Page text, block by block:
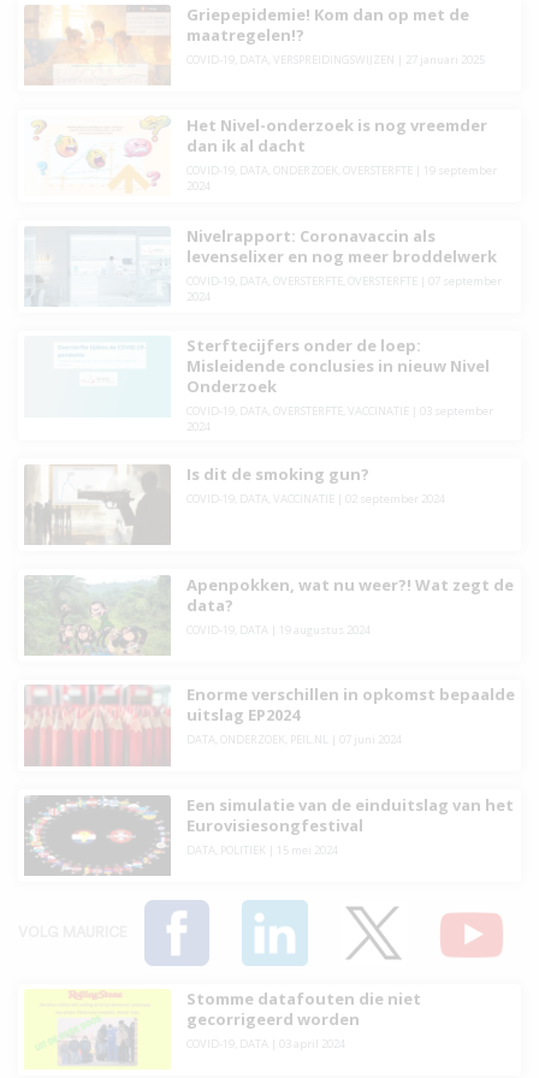
Griepepidemie! Kom dan op met de
maatregelen!?
COVID-19, DATA VERSPREIDINGSWIJZEN 27 januari 2025
Het Nivel-onderzoek is nog vreemder
dan ik al dacht
COVID-19, DATA ONDERZOEK OVERSTERFTE
19 september
2024
Nivelrapport: Coronavaccin als
levenselixer en nog meer broddelwerk
COVID-19, DATA OVERSTERFTE OVERSTERFTE
07 september
2024
Sterftecijfers onder de loep:
Misleidende conclusies in nieuw Nivel
Onderzoek
COVID-19, DATA OVERSTERFTE VACCINATIE
03 september
2024
Is dit de smoking gun?
COVID-19, DATA VACCINATIE 02 september 2024
Apenpokken, wat nu weer?! Wat zegt de
data?
COVID-19, DATA 19 augustus 2024
Enorme verschillen in opkomst bepaalde
uitslag EP2024
DATA ONDERZOEK PEIL.NL 07 juni 2024
Een simulatie van de einduitslag van het
Eurovisiesongfestival
DATA POLITIEK 15 mei 2024
Stomme datafouten die niet
gecorrigeerd worden
COVID-19, DATA 03 april 2024